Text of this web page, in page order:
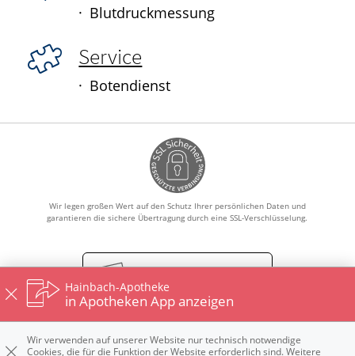
Blutdruckmessung
Service
Botendienst
Wir legen großen Wert auf den Schutz Ihrer persönlichen Daten und
garantieren die sichere Übertragung durch eine SSL-Verschlüsselung.
Vertrag widerrufen
Impressum Datenschutz
Nutzungsbedingungen
Hainbach-Apotheke
in Apotheken App anzeigen
Wir verwenden auf unserer Website nur technisch notwendige
Cookies, die für die Funktion der Website erforderlich sind. Weitere